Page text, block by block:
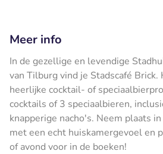
Meer info
In de gezellige en levendige
van Tilburg vind je Stadscafé Brick.
heerlijke cocktail- of
cocktails of 3 speciaalbieren,
knapperige nacho's. Neem plaats
met een echt huiskamergevoel en
of avond voor in de boeken!